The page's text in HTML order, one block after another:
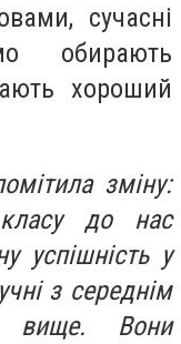
сучасні
обирають
хороший
зміну:
класу до нас
успішність у
з середнім
вище. Вони